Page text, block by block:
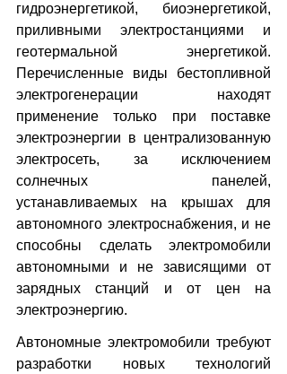
гидроэнергетикой, биоэнергетикой,
приливными электростанциями и
геотермальной энергетикой.
Перечисленные виды бестопливной
электрогенерации находят
применение только при поставке
электроэнергии в централизованную
электросеть, за исключением
солнечных панелей,
устанавливаемых на крышах для
автономного электроснабжения, и не
способны сделать электромобили
автономными и не зависящими от
зарядных станций и от цен на
электроэнергию.
Автономные электромобили требуют
разработки новых технологий